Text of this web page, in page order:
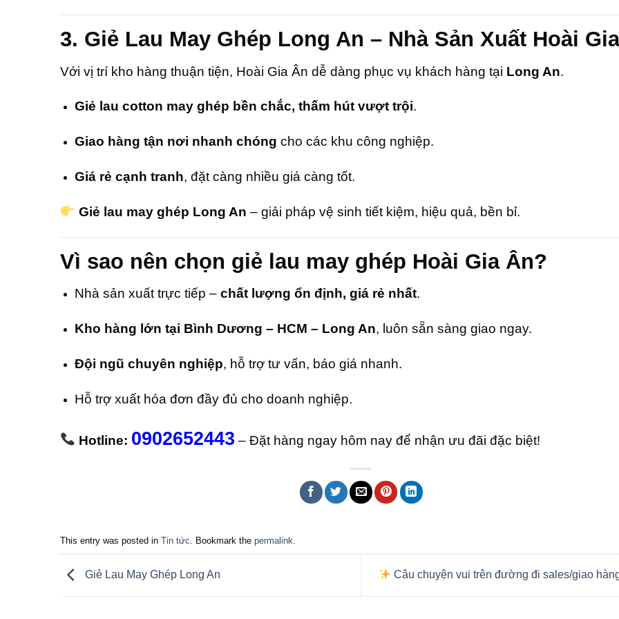
3. Giẻ Lau May Ghép Long An – Nhà Sản Xuất Hoài
Với vị trí kho hàng thuận tiện, Hoài Gia Ân dễ dàng phục vụ khách hàng tại Long An.
Giẻ lau cotton may ghép bền chắc, thấm hút vượt trội.
Giao hàng tận nơi nhanh chóng cho các khu công nghiệp.
Giá rẻ cạnh tranh, đặt càng nhiều giá càng tốt.
Giẻ lau may ghép Long An – giải pháp vệ sinh tiết kiệm, hiệu quả, bền bỉ.
Vì sao nên chọn giẻ lau may ghép Hoài Gia Ân?
Nhà sản xuất trực tiếp – chất lượng ổn định, giá rẻ nhất.
Kho hàng lớn tại Bình Dương – HCM – Long An, luôn sẵn sàng giao ngay.
Đội ngũ chuyên nghiệp, hỗ trợ tư vấn, báo giá nhanh.
Hỗ trợ xuất hóa đơn đầy đủ cho doanh nghiệp.
Hotline: 0902652443 – Đặt hàng ngay hôm nay để nhận ưu đãi đặc biệt!
This entry was posted in Tin tức . Bookmark the permalink
Giẻ Lau May Ghép Long An Câu chuyện vui trên đường đi sales/giao